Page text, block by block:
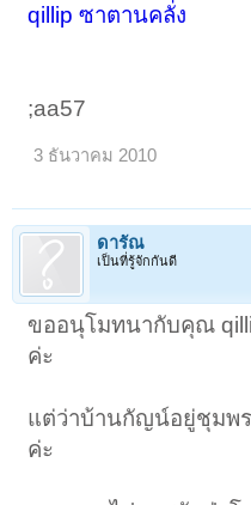
qillip ซาตานคลั่ง
;aa57
3 ธันวาคม 2010
ดารัณ
เป็นที่รู้จักกันดี
ขออนุโมทนากับคุณ
ค่ะ
แต่ว่าบ้านกัญน์อยู่ชุมพร
ค่ะ